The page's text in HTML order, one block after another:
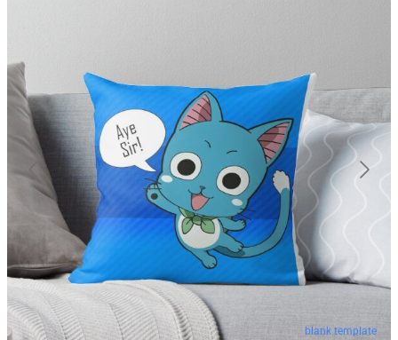
blank template